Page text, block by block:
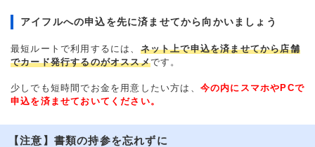
アイフルへの申込を先に済ませてから向かいましょう
最短ルートで利用するには、 ネット上で申込を済ませてから店舗
でカード発行するのがオススメです。
少しでも短時間でお金を用意したい方は、 今の内にスマホやPCで
申込を済ませておいてください。
【注意】書類の持参を忘れずに